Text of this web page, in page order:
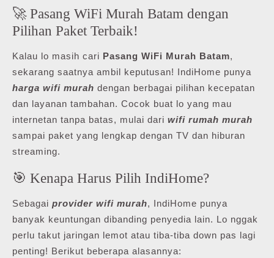
🚀 Pasang WiFi Murah Batam dengan
Pilihan Paket Terbaik!
Kalau lo masih cari Pasang WiFi Murah Batam,
sekarang saatnya ambil keputusan! IndiHome punya
harga wifi murah dengan berbagai pilihan kecepatan
dan layanan tambahan. Cocok buat lo yang mau
internetan tanpa batas, mulai dari wifi rumah murah
sampai paket yang lengkap dengan TV dan hiburan
streaming.
🎯 Kenapa Harus Pilih IndiHome?
Sebagai provider wifi murah, IndiHome punya
banyak keuntungan dibanding penyedia lain. Lo nggak
perlu takut jaringan lemot atau tiba-tiba down pas lagi
penting! Berikut beberapa alasannya: